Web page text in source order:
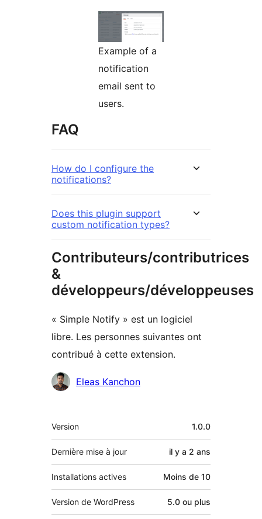
Example of a
notification
email sent to
users.
FAQ
How do I configure the
notifications?
Does this plugin support
custom notification types?
Contributeurs/contributrices
&
développeurs/développeuses
« Simple Notify » est un logiciel
libre. Les personnes suivantes ont
contribué à cette extension.
Contributeurs
Eleas Kanchon
Méta
Version 1.0.0
Dernière mise à jour il y a 2 ans
Installations actives Moins de 10
Version de WordPress 5.0 ou plus